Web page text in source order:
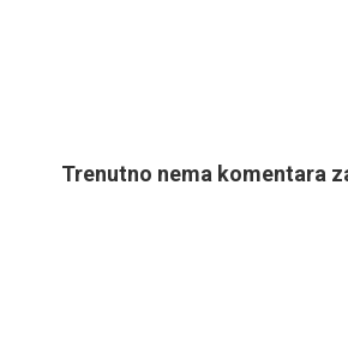
Trenutno nema komentara